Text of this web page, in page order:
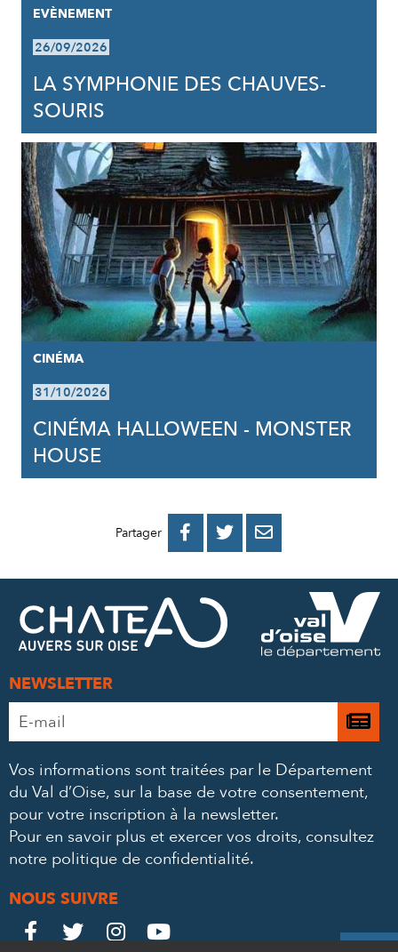
EVÈNEMENT
26/09/2026
LA SYMPHONIE DES CHAUVES-
SOURIS
CINÉMA
31/10/2026
CINÉMA HALLOWEEN - MONSTER
HOUSE
Partager 
PARTAGER
FACEBOOK
PARTAGER
PARTAGER
MAIL
NEWSLETTER
Adresse
e-
*
Je
à
Vos informations sont traitées par le Département
du Val d’Oise, sur la base de votre consentement,
pour votre inscription à la newsletter.
Pour en savoir plus et exercer vos droits, consultez
notre politique de confidentialité.
NOUS SUIVRE
Le
 Le
 Le
 Le
